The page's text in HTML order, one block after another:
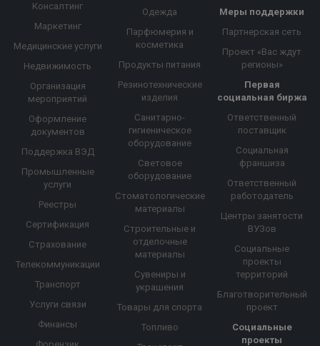
Консалтинг
Маркетинг
Медицинские услуги
Недвижимость
Организация
мероприятий
Оформление
документов
Поддержка ВЭД
Промышленные
услуги
Реестры
Сертификация
Страхование
Телекоммуникации
Транспорт
Услуги связи
Финансы
Одежда
Парфюмерия и
косметика
Продукты питания
Резинотехнические
изделия
Санитарно-
гигиеническое
оборудование
Световое
оборудование
Стоматологические
материалы
Строительные и
отделочные
материалы
Сувениры и
украшения
Товары для спорта
Топливо
Меры поддержки
Партнерская сеть
Проект «Вас ждут
регионы»
Первая
социальная биржа
Ответственный
поставщик
Социальная
франшиза
Ответственный
работодатель
Центры занятости
ВУЗов
Социальные
проекты
территорий
Благотворительный
проект
Социальные
проекты